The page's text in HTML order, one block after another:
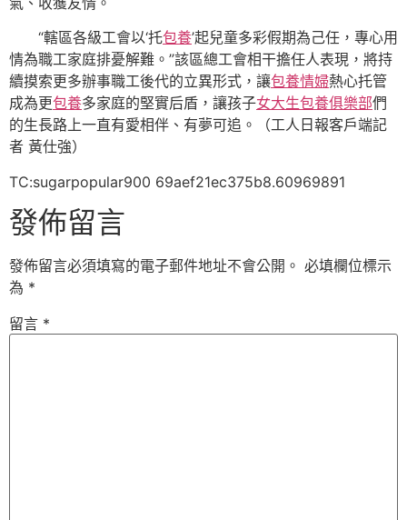
“轄區各級工會以‘托包養’起兒童多彩假期為己任，專心用
情為職工家庭排憂解難。”該區總工會相干擔任人表現，將持
續摸索更多辦事職工後代的立異形式，讓包養情婦熱心托管
成為更包養多家庭的堅實后盾，讓孩子女大生包養俱樂部們
的生長路上一直有愛相伴、有夢可追。（工人日報客戶端記
者 黃仕強）
TC:sugarpopular900 69aef21ec375b8.60969891
發佈留言
發佈留言必須填寫的電子郵件地址不會公開。 必填欄位標示
為 *
留言 *